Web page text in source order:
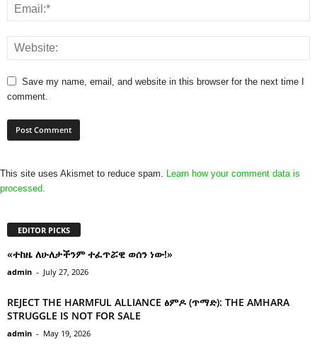
Save my name, email, and website in this browser for the next time I
comment.
This site uses Akismet to reduce spam. Learn how your comment data is
processed.
EDITOR PICKS
«ተከዜ ለሁለታችንም ተፈጥሯዊ ወሰን ነው!»
admin - July 27, 2026
REJECT THE HARMFUL ALLIANCE ፅምዶ (ጥማድ): THE AMHARA
STRUGGLE IS NOT FOR SALE
admin - May 19, 2026